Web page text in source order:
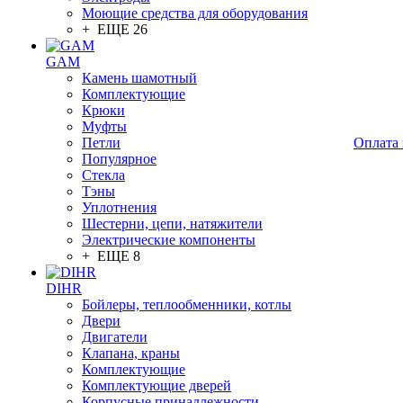
Моющие средства для оборудования
+ ЕЩЕ 26
GAM
Камень шамотный
Комплектующие
Крюки
Муфты
Петли
Популярное
Стекла
Тэны
Уплотнения
Шестерни, цепи, натяжители
Электрические компоненты
+ ЕЩЕ 8
DIHR
Бойлеры, теплообменники, котлы
Двери
Двигатели
Клапана, краны
Комплектующие
Комплектующие дверей
Оплата